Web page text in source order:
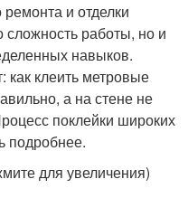
и отделки
сложность работы, но и
навыков.
как клеить метровые
а на стене не
поклейки широких
подробнее.
для увеличения)